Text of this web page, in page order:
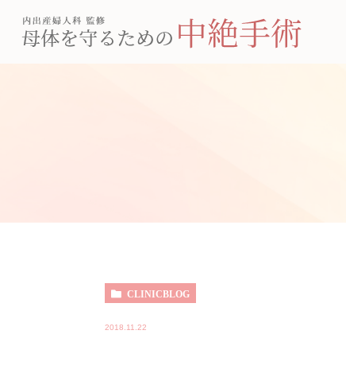
CLINICBLOG
2018.11.22